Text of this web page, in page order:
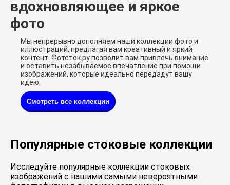
вдохновляющее и яркое
фото
Мы непрерывно дополняем наши коллекции фото и
иллюстраций, предлагая вам креативный и яркий
контент. Фотсток.ру позволит вам привлечь внимание
и оставить незабываемое впечатление при помощи
изображений, которые идеально передадут вашу
идею.
Смотреть все коллекции
Популярные стоковые коллекции
Исследуйте популярные коллекции стоковых
изображений с нашими самыми невероятными